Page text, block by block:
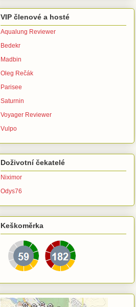
VIP členové a hosté
Aqualung Reviewer
Bedekr
Madbin
Oleg Rečák
Parisee
Saturnin
Voyager Reviewer
Vulpo
Doživotní čekatelé
Niximor
Odys76
Keškoměrka